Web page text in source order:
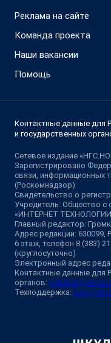
Реклама на сайте
Команда проекта
Наши вакансии
Помощь
Контактные данные для
и государственных
Сетевое издание
Зарегистрировано
связи, информационных
(Роскомнадзор)
Свидетельство о
Учредитель: Общество с
«ИНТЕРНЕТ
Главный редактор:
Адрес редакции: 630099,
6 этаж, телефон 8 (383)
(круглосуточно)
Электронный адрес
Контактные данные для
органов:
Техподдержка: